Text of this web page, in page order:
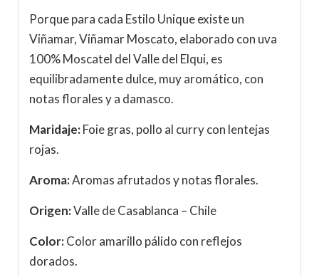
Porque para cada Estilo Unique existe un
Viñamar, Viñamar Moscato, elaborado con uva
100% Moscatel del Valle del Elqui, es
equilibradamente dulce, muy aromático, con
notas florales y a damasco.
Maridaje:Foie gras, pollo al curry con lentejas
rojas.
Aroma:Aromas afrutados y notas florales.
Origen:Valle de Casablanca – Chile
Color:Color amarillo pálido con reflejos
dorados.